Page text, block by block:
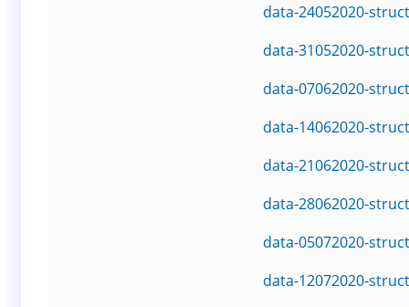
data-24052020-
data-31052020-
data-07062020-
data-14062020-
data-21062020-
data-28062020-
data-05072020-
data-12072020-